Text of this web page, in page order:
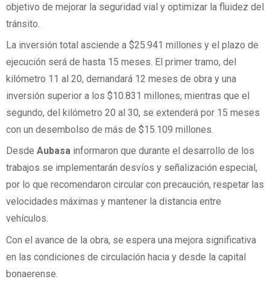
objetivo de mejorar la seguridad vial y optimizar la fluidez del
tránsito.
La inversión total asciende a $25.941 millones y el plazo de
ejecución será de hasta 15 meses. El primer tramo, del
kilómetro 11 al 20, demandará 12 meses de obra y una
inversión superior a los $10.831 millones, mientras que el
segundo, del kilómetro 20 al 30, se extenderá por 15 meses
con un desembolso de más de $15.109 millones.
Desde Aubasa informaron que durante el desarrollo de los
trabajos se implementarán desvíos y señalización especial,
por lo que recomendaron circular con precaución, respetar las
velocidades máximas y mantener la distancia entre
vehículos.
Con el avance de la obra, se espera una mejora significativa
en las condiciones de circulación hacia y desde la capital
bonaerense.